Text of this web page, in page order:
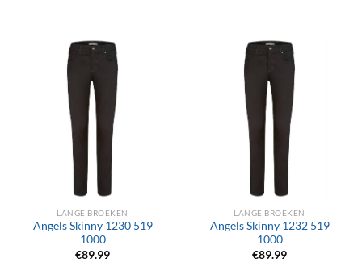
LANGE BROEKEN
Angels Skinny 1230 519
1000
€89.99
LANGE BROEKEN
Angels Skinny 1232 519
1000
€89.99